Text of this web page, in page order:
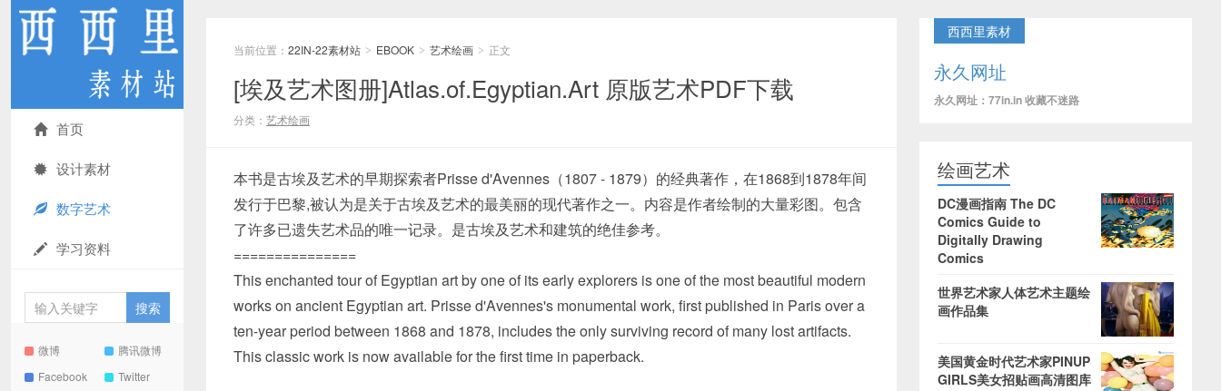
首页
设计素材
数字艺术
学习资料
微博
腾讯微博
Facebook
Twitter
当前位置： 22IN-22素材站 > EBOOK > 艺术绘画 > 正文
[埃及艺术图册]Atlas.of.Egyptian.Art 原版艺术PDF下载
分类： 艺术绘画
本书是古埃及艺术的早期探索者Prisse d'Avennes（1807 - 1879）的经典著作，在1868到1878年间
发行于巴黎,被认为是关于古埃及艺术的最美丽的现代著作之一。内容是作者绘制的大量彩图。包含
了许多已遗失艺术品的唯一记录。是古埃及艺术和建筑的绝佳参考。
===============
This enchanted tour of Egyptian art by one of its early explorers is one of the most beautiful modern
works on ancient Egyptian art. Prisse d'Avennes's monumental work, first published in Paris over a
ten-year period between 1868 and 1878, includes the only surviving record of many lost artifacts.
This classic work is now available for the first time in paperback.
西西里素材
永久网址
永久网址：77in.in 收藏不迷路
绘画艺术
DC漫画指南 The DC
Comics Guide to
Digitally Drawing
Comics
世界艺术家人体艺术主题绘
画作品集
美国黄金时代艺术家PINUP
GIRLS美女招贴画高清图库